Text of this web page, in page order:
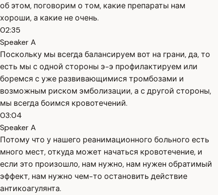
об этом, поговорим о том, какие препараты нам
хороши, а какие не очень.
02:35
Speaker A
Поскольку мы всегда балансируем вот на грани, да, то
есть мы с одной стороны э-э профилактируем или
боремся с уже развивающимися тромбозами и
возможным риском эмболизации, а с другой стороны,
мы всегда боимся кровотечений.
03:04
Speaker A
Потому что у нашего реанимационного больного есть
много мест, откуда может начаться кровотечение, и
если это произошло, нам нужно, нам нужен обратимый
эффект, нам нужно чем-то остановить действие
антикоагулянта.